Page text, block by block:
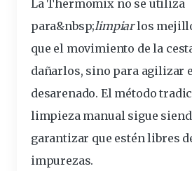
La Thermomix no se utiliza
para&nbsp;limpiarlos
que el movimiento de la
dañarlos, sino para agilizar
desarenado. El método
limpieza manual sigue
garantizar que estén libres
impurezas.